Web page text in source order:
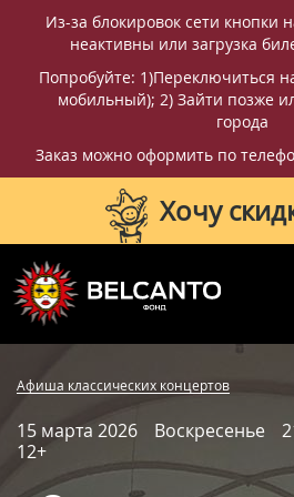
Из-за блокировок сети кнопки
неактивны или загрузка
Попробуйте: 1)Переключиться
мобильный); 2) Зайти позже
города
Заказ можно оформить по
Хочу
с 10:00 до 20:00
Вопросы и ответы
Афиша классических концертов
15 марта 2026 Воскресенье
12+